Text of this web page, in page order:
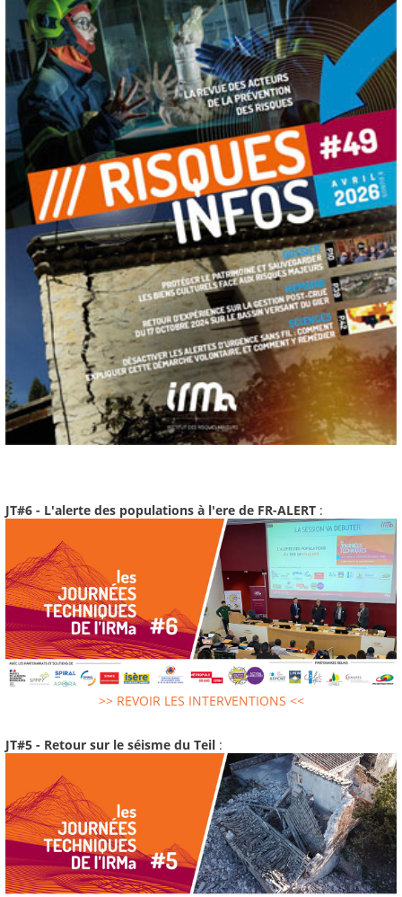
JT#6 - L'alerte des populations à l'ere de FR-ALERT :
>> REVOIR LES INTERVENTIONS <<
JT#5 - Retour sur le séisme du Teil :